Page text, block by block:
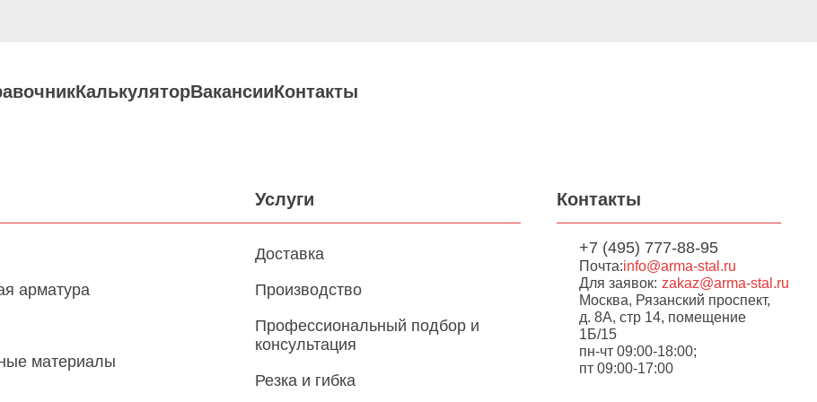
КалькуляторВакансииКонтакты
арматура
материалы
Услуги
Доставка
Производство
Профессиональный подбор и
консультация
Резка и гибка
Контакты
+7 (495) 777-88-95
Почта:info@arma-stal.ru
Для заявок: zakaz@arma-stal.ru
Москва, Рязанский проспект,
д. 8А, стр 14, помещение
1Б/15
пн-чт 09:00-18:00;
пт 09:00-17:00